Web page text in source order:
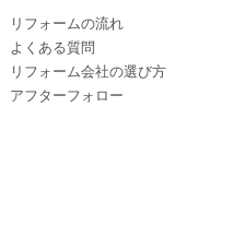
リフォームの流れ
よくある質問
リフォーム会社の選び方
アフターフォロー